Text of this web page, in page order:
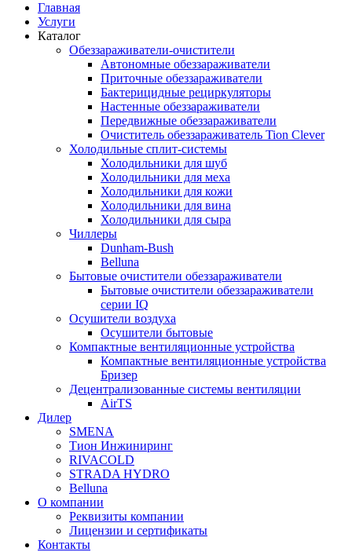
Главная
Услуги
Каталог
Обеззараживатели-очистители
Автономные обеззараживатели
Приточные обеззараживатели
Бактерицидные рециркуляторы
Настенные обеззараживатели
Передвижные обеззараживатели
Очиститель обеззараживатель Tion Clever
Холодильные сплит-системы
Холодильники для шуб
Холодильники для меха
Холодильники для кожи
Холодильники для вина
Холодильники для сыра
Чиллеры
Dunham-Bush
Belluna
Бытовые очистители обеззараживатели
Бытовые очистители обеззараживатели
серии IQ
Осушители воздуха
Осушители бытовые
Компактные вентиляционные устройства
Компактные вентиляционные устройства
Бризер
Децентрализованные системы вентиляции
AirTS
Дилер
SMENA
Тион Инжиниринг
RIVACOLD
STRADA HYDRO
Belluna
О компании
Реквизиты компании
Лицензии и сертификаты
Контакты